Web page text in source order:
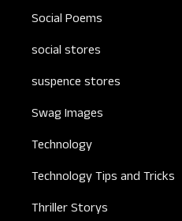
Social Poems
social stores
suspence stores
Swag Images
Technology
Technology Tips and Tricks
Thriller Storys